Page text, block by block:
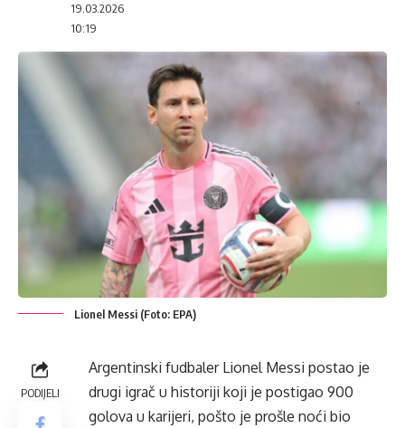
19.03.2026
10:19
Lionel Messi (Foto: EPA)
PODIJELI
Argentinski fudbaler Lionel Messi postao je
drugi igrač u historiji koji je postigao 900
golova u karijeri, pošto je prošle noći bio